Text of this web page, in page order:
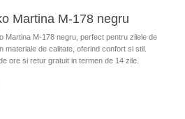
Martina M-178 negru
Martina M-178 negru, perfect pentru zilele de
de calitate, oferind confort si stil.
ore si retur gratuit in termen de 14 zile.